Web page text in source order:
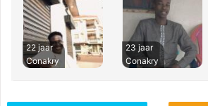
22 jaar
Conakry
23 jaar
Conakry